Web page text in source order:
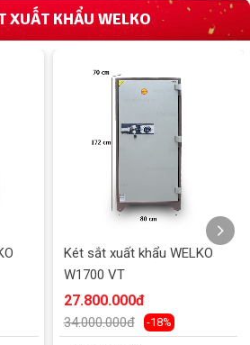
XUẤT KHẨU WELKO
Két sắt xuất khẩu WELKO
W1700 VT
27.800.000đ
34.000.000đ -18%